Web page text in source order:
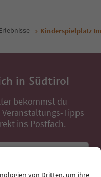
Kinderspielplatz
in Südtirol
bekommst du
Tipps
ins Postfach.